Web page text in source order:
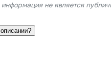
не является